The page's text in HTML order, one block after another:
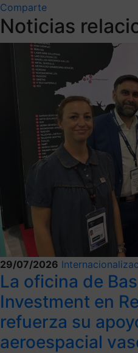
Comparte
Noticias
29/07/2026
La oficina de
Investment en
refuerza su
aeroespacial